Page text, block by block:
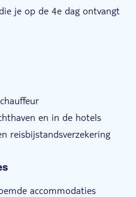
je op de 4e dag ontvangt
en in de hotels
reisbijstandsverzekering
accommodaties